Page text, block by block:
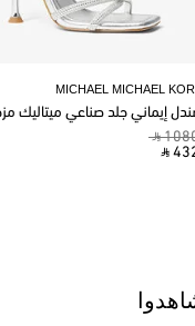
MICHAEL MICHAEL
إيماني جلد صناعي ميتاليك
⃁
⃁